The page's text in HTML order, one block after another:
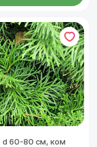
d 60-80 см, ком